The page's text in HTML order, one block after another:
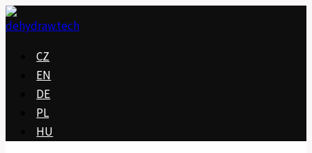
Přeskočit
na
CZ
EN
DE
PL
HU